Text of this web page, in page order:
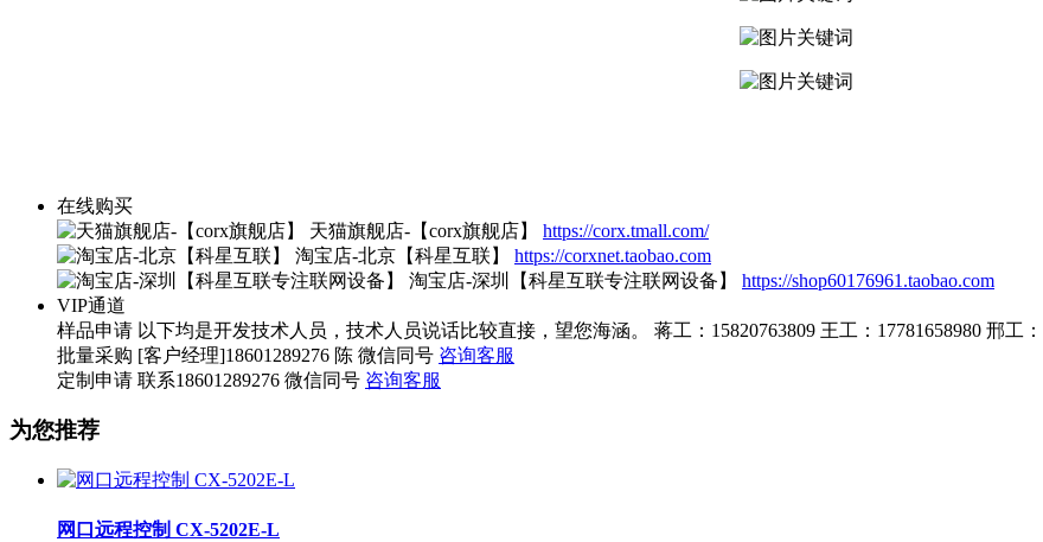
在线购买
天猫旗舰店-【corx旗舰店】
https://corx.tmall.com/
淘宝店-北京【科星互联】
https://corxnet.taobao.com
淘宝店-深圳【科星互联专注联网设备】
https://shop60176961.taobao.com
VIP通道
样品申请 以下均是开发技术人员，技术人员说话比较直接，望您海涵。 蒋工：15820763809 王工：17781658980 邢工：
批量采购 [客户经理]18601289276 陈 微信同号 咨询客服
定制申请 联系18601289276 微信同号 咨询客服
为您推荐
网口远程控制 CX-5202E-L